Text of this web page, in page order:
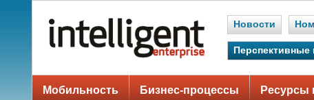
Новости
Перспективные
Мобильность Бизнес-процессы Ресурсы